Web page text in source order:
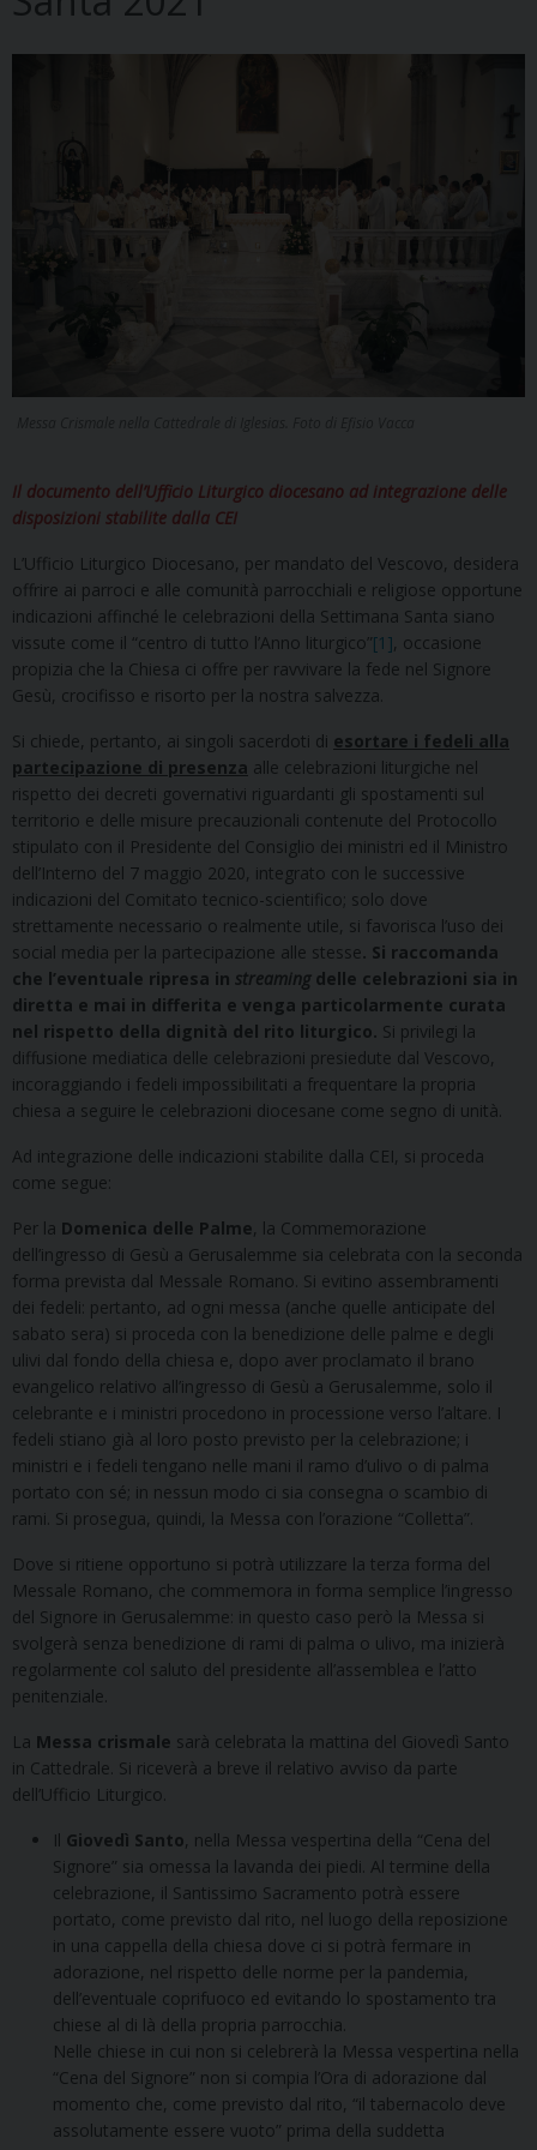
Il documento dell’Ufficio Liturgico diocesano ad integrazione delle
disposizioni stabilite dalla CEI
L’Ufficio Liturgico Diocesano, per mandato del Vescovo, desidera
offrire ai parroci e alle comunità parrocchiali e religiose opportune
indicazioni affinché le celebrazioni della Settimana Santa siano
vissute come il “centro di tutto l’Anno liturgico”[1], occasione
propizia che la Chiesa ci offre per ravvivare la fede nel Signore
Gesù, crocifisso e risorto per la nostra salvezza.
Si chiede, pertanto, ai singoli sacerdoti di esortare i fedeli alla
partecipazione di presenza alle celebrazioni liturgiche nel
rispetto dei decreti governativi riguardanti gli spostamenti sul
territorio e delle misure precauzionali contenute del Protocollo
stipulato con il Presidente del Consiglio dei ministri ed il Ministro
dell’Interno del 7 maggio 2020, integrato con le successive
indicazioni del Comitato tecnico-scientifico; solo dove
strettamente necessario o realmente utile, si favorisca l’uso dei
social media per la partecipazione alle stesse. Si raccomanda
che l’eventuale ripresa in streamingdelle celebrazioni sia in
diretta e mai in differita e venga particolarmente curata
nel rispetto della dignità del rito liturgico. Si privilegi la
diffusione mediatica delle celebrazioni presiedute dal Vescovo,
incoraggiando i fedeli impossibilitati a frequentare la propria
chiesa a seguire le celebrazioni diocesane come segno di unità.
Ad integrazione delle indicazioni stabilite dalla CEI, si proceda
come segue:
Per la Domenica delle Palme, la Commemorazione
dell’ingresso di Gesù a Gerusalemme sia celebrata con la seconda
forma prevista dal Messale Romano. Si evitino assembramenti
dei fedeli: pertanto, ad ogni messa (anche quelle anticipate del
sabato sera) si proceda con la benedizione delle palme e degli
ulivi dal fondo della chiesa e, dopo aver proclamato il brano
evangelico relativo all’ingresso di Gesù a Gerusalemme, solo il
celebrante e i ministri procedono in processione verso l’altare. I
fedeli stiano già al loro posto previsto per la celebrazione; i
ministri e i fedeli tengano nelle mani il ramo d’ulivo o di palma
portato con sé; in nessun modo ci sia consegna o scambio di
rami. Si prosegua, quindi, la Messa con l’orazione “Colletta”.
Dove si ritiene opportuno si potrà utilizzare la terza forma del
Messale Romano, che commemora in forma semplice l’ingresso
del Signore in Gerusalemme: in questo caso però la Messa si
svolgerà senza benedizione di rami di palma o ulivo, ma inizierà
regolarmente col saluto del presidente all’assemblea e l’atto
penitenziale.
La Messa crismale sarà celebrata la mattina del Giovedì Santo
in Cattedrale. Si riceverà a breve il relativo avviso da parte
dell’Ufficio Liturgico.
Il Giovedì Santo, nella Messa vespertina della “Cena del
Signore” sia omessa la lavanda dei piedi. Al termine della
celebrazione, il Santissimo Sacramento potrà essere
portato, come previsto dal rito, nel luogo della reposizione
in una cappella della chiesa dove ci si potrà fermare in
adorazione, nel rispetto delle norme per la pandemia,
dell’eventuale coprifuoco ed evitando lo spostamento tra
chiese al di là della propria parrocchia.
Nelle chiese in cui non si celebrerà la Messa vespertina nella
“Cena del Signore” non si compia l’Ora di adorazione dal
momento che, come previsto dal rito, “il tabernacolo deve
assolutamente essere vuoto” prima della suddetta